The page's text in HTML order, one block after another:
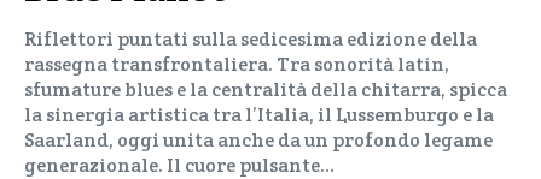
Riflettori puntati sulla sedicesima edizione della
rassegna transfrontaliera. Tra sonorità latin,
sfumature blues e la centralità della chitarra, spicca
la sinergia artistica tra l’Italia, il Lussemburgo e la
Saarland, oggi unita anche da un profondo legame
generazionale. Il cuore pulsante…